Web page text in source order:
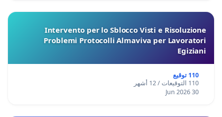
Intervento per lo Sblocco Visti e Risoluzione
Problemi Protocolli Almaviva per Lavoratori
Egiziani
110 توقيع
110 التوقيعات / 12 أشهر
30 Jun 2026